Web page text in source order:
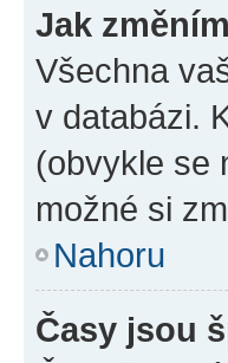
Jak
Všechna
v databázi.
(obvykle se
možné si
Nahoru
Časy jsou